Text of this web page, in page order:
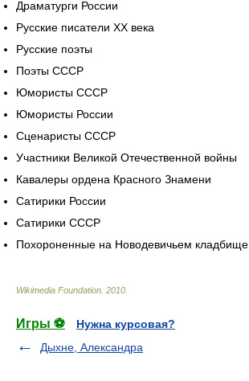
Драматурги России
Русские писатели XX века
Русские поэты
Поэты СССР
Юмористы СССР
Юмористы России
Сценаристы СССР
Участники Великой Отечественной войны
Кавалеры ордена Красного Знамени
Сатирики России
Сатирики СССР
Похороненные на Новодевичьем кладбище
Wikimedia Foundation. 2010.
Игры ⚽
Нужна курсовая?
Дыхне, Александра